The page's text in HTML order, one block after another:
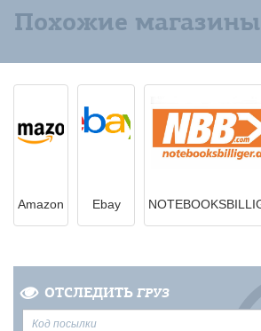
Похожие магазины
Amazon Ebay
ОТСЛЕДИТЬ ГРУЗ